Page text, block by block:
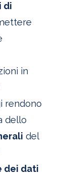
di
in
rendono
dello
del
dei dati